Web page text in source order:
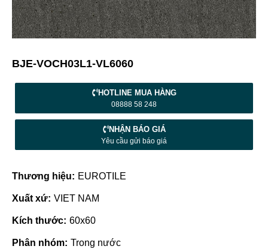
BJE-VOCH03L1-VL6060
HOTLINE MUA HÀNG
08888 58 248
NHẬN BÁO GIÁ
Yêu cầu gửi báo giá
Thương hiệu: EUROTILE
Xuất xứ: VIET NAM
Kích thước: 60x60
Phân nhóm: Trong nước